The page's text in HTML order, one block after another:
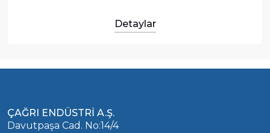
Detaylar
ÇAĞRI ENDÜSTRİ A.Ş.
Davutpaşa Cad. No:14/4